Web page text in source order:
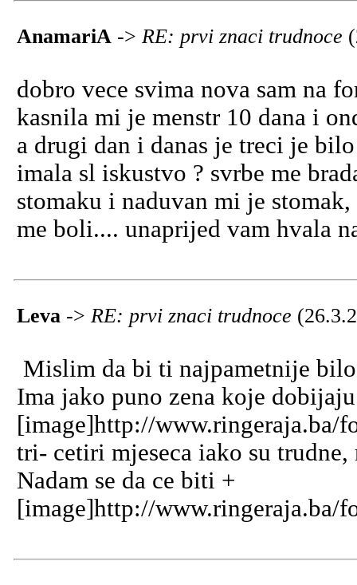
AnamariA -> RE: prvi znaci trudnoce
dobro vece svima nova sam na
kasnila mi je menstr 10 dana i
a drugi dan i danas je treci je
imala sl iskustvo ? svrbe me
stomaku i naduvan mi je
me boli.... unaprijed vam hvala
Leva -> RE: prvi znaci trudnoce
Mislim da bi ti najpametnije bilo
Ima jako puno zena koje dobijaju
[image]http://www.ringeraja.ba/
tri- cetiri mjeseca iako su
Nadam se da ce biti +
[image]http://www.ringeraja.ba/